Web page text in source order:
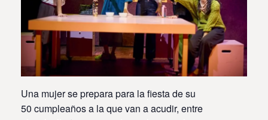
Una mujer se prepara para la fiesta de su
50 cumpleaños a la que van a acudir, entre